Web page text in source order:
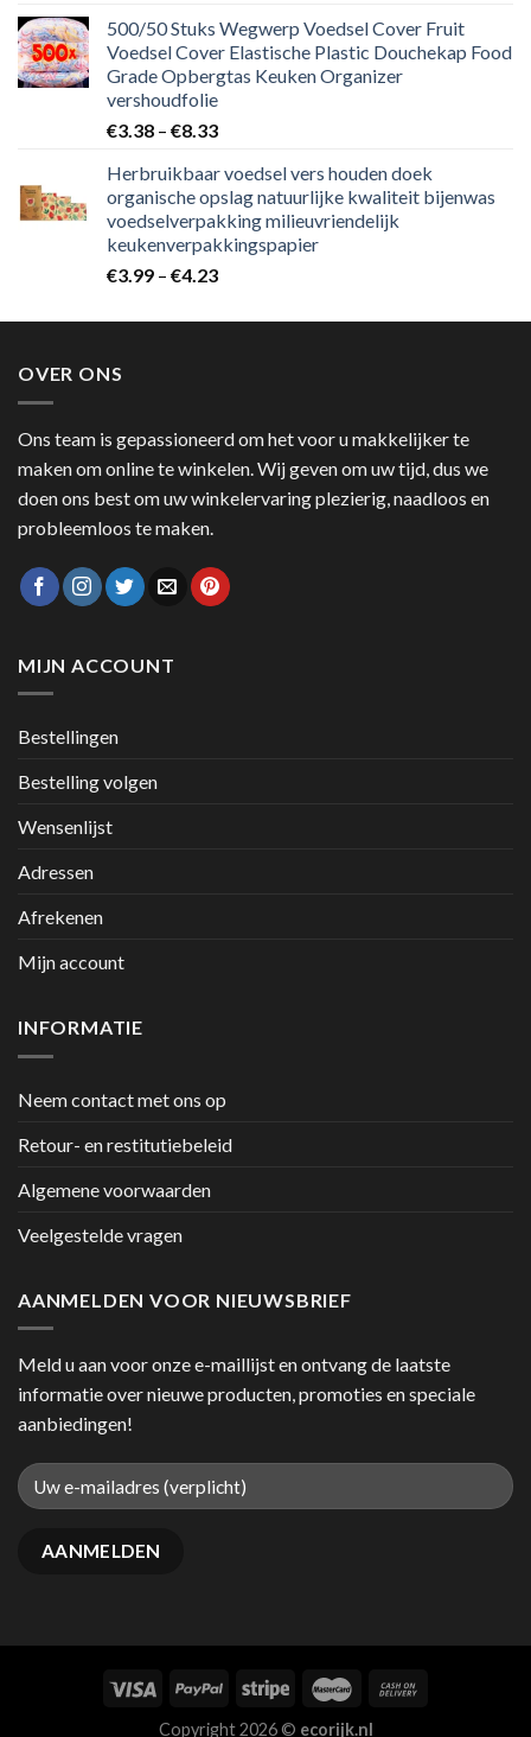
500/50 Stuks Wegwerp Voedsel Cover Fruit
Voedsel Cover Elastische Plastic Douchekap Food
Grade Opbergtas Keuken Organizer
vershoudfolie
€3.38 – €8.33
Herbruikbaar voedsel vers houden doek
organische opslag natuurlijke kwaliteit bijenwas
voedselverpakking milieuvriendelijk
keukenverpakkingspapier
€3.99 – €4.23
OVER ONS
Ons team is gepassioneerd om het voor u makkelijker te
maken om online te winkelen. Wij geven om uw tijd, dus we
doen ons best om uw winkelervaring plezierig, naadloos en
probleemloos te maken.
MIJN ACCOUNT
Bestellingen
Bestelling volgen
Wensenlijst
Adressen
Afrekenen
Mijn account
INFORMATIE
Neem contact met ons op
Retour- en restitutiebeleid
Algemene voorwaarden
Veelgestelde vragen
AANMELDEN VOOR NIEUWSBRIEF
Meld u aan voor onze e-maillijst en ontvang de laatste
informatie over nieuwe producten, promoties en speciale
aanbiedingen!
Copyright 2026 © ecorijk.nl